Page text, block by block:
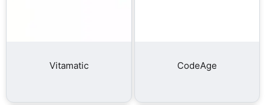
Vitamatic CodeAge